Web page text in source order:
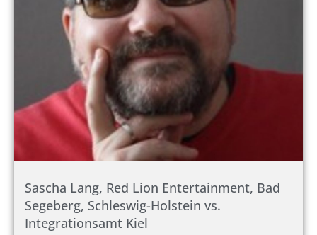
Sascha Lang, Red Lion Entertainment, Bad
Segeberg, Schleswig-Holstein vs.
Integrationsamt Kiel